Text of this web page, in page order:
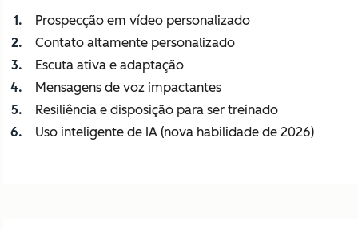
Prospecção em vídeo personalizado
Contato altamente personalizado
Escuta ativa e adaptação
Mensagens de voz impactantes
Resiliência e disposição para ser treinado
Uso inteligente de IA (nova habilidade de 2026)